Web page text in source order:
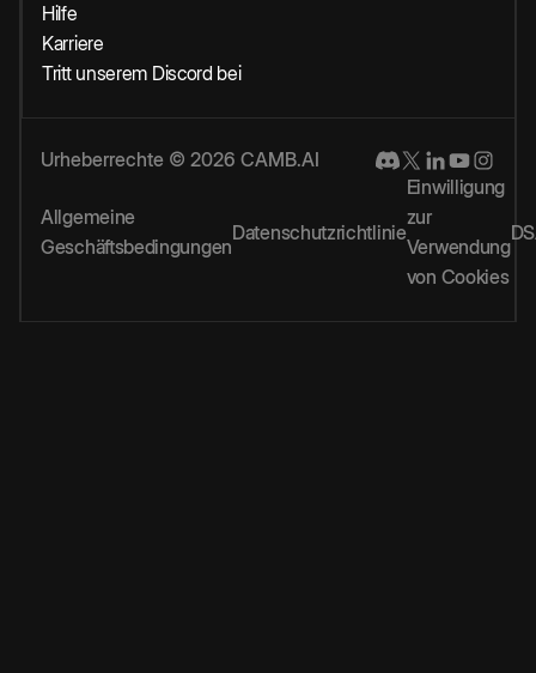
Hilfe
Karriere
Tritt unserem Discord bei
Urheberrechte © 2026 CAMB.AI
Allgemeine
Geschäftsbedingungen
Datenschutzrichtlinie
Einwilligung
zur
Verwendung
von Cookies